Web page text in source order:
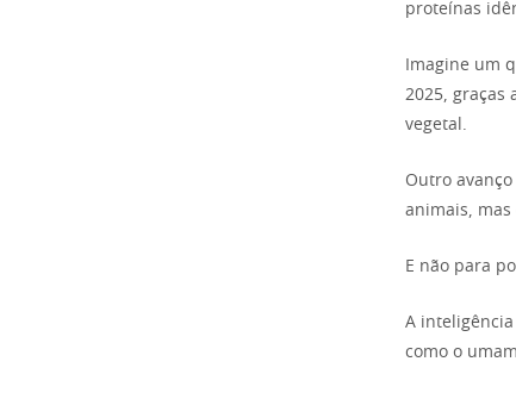
proteínas
Imagine um
2025, graças
vegetal.
Outro
animais,
E não para
A
como o